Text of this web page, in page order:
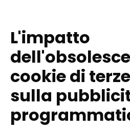
L'impatto
cookie di
sulla